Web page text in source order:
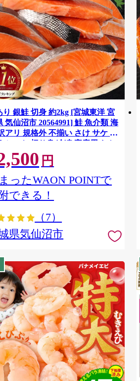
り 銀鮭 切身 約2kg [宮城東洋 宮
気仙沼市 20564991] 鮭 魚介類 海
アリ 規格外 不揃い さけ サケ 鮭
シャケ 切り身 冷凍 家庭用 おか
当 支援 サーモン 銀鮭切り身 魚
あり
円
ったWAON POINTで
できる！
（7）
県気仙沼市